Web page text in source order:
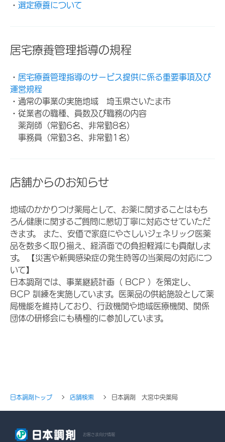
・ 選定療養について
居宅療養管理指導の規程
・ 居宅療養管理指導のサービス提供に係る重要事項及び
運営規程
・通常の事業の実施地域 埼玉県さいたま市
・従業者の職種、員数及び職務の内容
薬剤師（常勤6名、非常勤8名）
事務員（常勤3名、非常勤1名）
店舗からのお知らせ
地域のかかりつけ薬局として、お薬に関することはもち
ろん健康に関するご質問に懇切丁寧に対応させていただ
きます。 また、安価で家庭にやさしいジェネリック医薬
品を数多く取り揃え、経済面での負担軽減にも貢献しま
す。 【災害や新興感染症の発生時等の当薬局の対応につ
いて】
日本調剤では、事業継続計画（ BCP ）を策定し、
BCP 訓練を実施しています。医薬品の供給施設として薬
局機能を維持しており、行政機関や地域医療機関、関係
団体の研修会にも積極的に参加しています。
日本調剤トップ 店舗検索 日本調剤 大宮中央薬局
お客さま向け情報